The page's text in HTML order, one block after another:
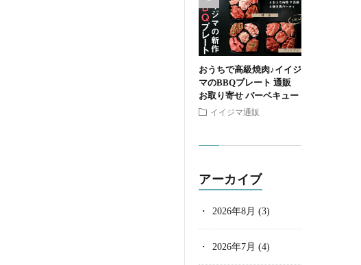
おうちで高級焼肉♪イイジ
マのBBQプレート 通販
お取り寄せ バーベキュー
イイジマ通販
アーカイブ
2026年8月 (3)
2026年7月 (4)